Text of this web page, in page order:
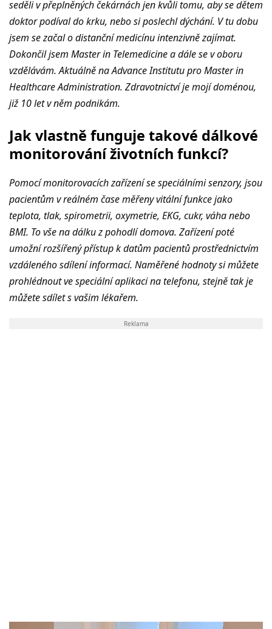
seděli v přeplněných čekárnách jen kvůli tomu, aby se dětem
doktor podíval do krku, nebo si poslechl dýchání. V tu dobu
jsem se začal o distanční medicínu intenzivně zajímat.
Dokončil jsem Master in Telemedicine a dále se v oboru
vzdělávám. Aktuálně na Advance Institutu pro Master in
Healthcare Administration. Zdravotnictví je mojí doménou,
již 10 let v něm podnikám.
Jak vlastně funguje takové dálkové
monitorování životních funkcí?
Pomocí monitorovacích zařízení se speciálními senzory, jsou
pacientům v reálném čase měřeny vitální funkce jako
teplota, tlak, spirometrii, oxymetrie, EKG, cukr, váha nebo
BMI. To vše na dálku z pohodlí domova. Zařízení poté
umožní rozšířený přístup k datům pacientů prostřednictvím
vzdáleného sdílení informací. Naměřené hodnoty si můžete
prohlédnout ve speciální aplikaci na telefonu, stejně tak je
můžete sdílet s vašim lékařem.
Reklama